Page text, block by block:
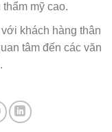
mỹ cao.
khách hàng thân
tâm đến các văn